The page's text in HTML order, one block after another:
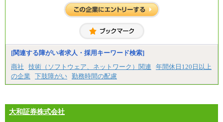
[関連する障がい者求人・採用キーワード検索]
商社
技術（ソフトウェア、ネットワーク）関連
年間休日120日以上
の企業
下肢障がい 勤務時間の配慮
大和証券株式会社